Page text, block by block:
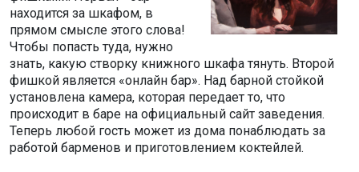
находится за шкафом, в
прямом смысле этого слова!
Чтобы попасть туда, нужно
знать, какую створку книжного шкафа тянуть. Второй
фишкой является «онлайн бар». Над барной стойкой
установлена камера, которая передает то, что
происходит в баре на официальный сайт заведения.
Теперь любой гость может из дома понаблюдать за
работой барменов и приготовлением коктейлей.